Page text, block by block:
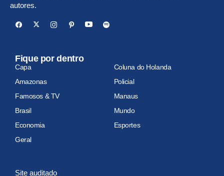
autores.
Fique por dentro
Capa
Coluna do Holanda
Amazonas
Policial
Famosos & TV
Manaus
Brasil
Mundo
Economia
Esportes
Geral
Site auditado